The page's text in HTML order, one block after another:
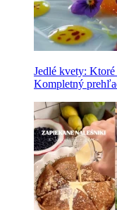
Jedlé kvety:
Kompletný